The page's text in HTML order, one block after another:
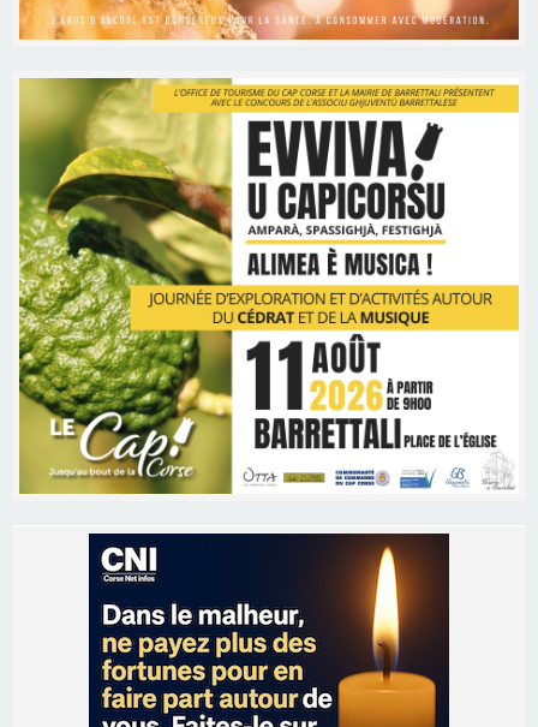
Les brèves
05/08/2026 09:53
Biguglia : messe de la Sainte-Marie et
procession le 14 août